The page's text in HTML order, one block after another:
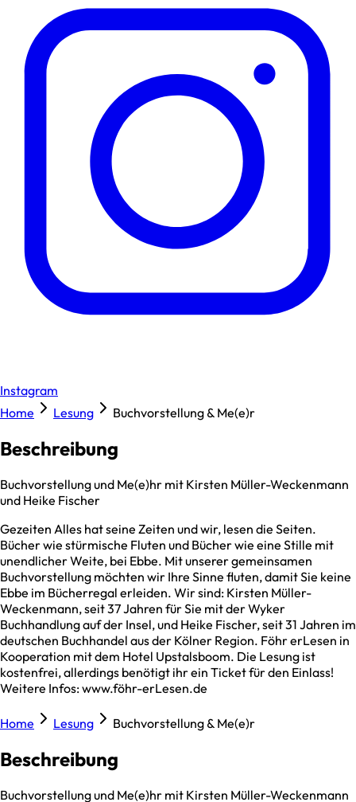
Instagram
Home
Lesung Buchvorstellung & Me(e)r
Beschreibung
Buchvorstellung und Me(e)hr mit Kirsten Müller-Weckenmann
und Heike Fischer
Gezeiten Alles hat seine Zeiten und wir, lesen die Seiten.
Bücher wie stürmische Fluten und Bücher wie eine Stille mit
unendlicher Weite, bei Ebbe. Mit unserer gemeinsamen
Buchvorstellung möchten wir Ihre Sinne fluten, damit Sie keine
Ebbe im Bücherregal erleiden. Wir sind: Kirsten Müller-
Weckenmann, seit 37 Jahren für Sie mit der Wyker
Buchhandlung auf der Insel, und Heike Fischer, seit 31 Jahren im
deutschen Buchhandel aus der Kölner Region. Föhr erLesen in
Kooperation mit dem Hotel Upstalsboom. Die Lesung ist
kostenfrei, allerdings benötigt ihr ein Ticket für den Einlass!
Weitere Infos: www.föhr-erLesen.de
Home Lesung Buchvorstellung & Me(e)r
Beschreibung
Buchvorstellung und Me(e)hr mit Kirsten Müller-Weckenmann